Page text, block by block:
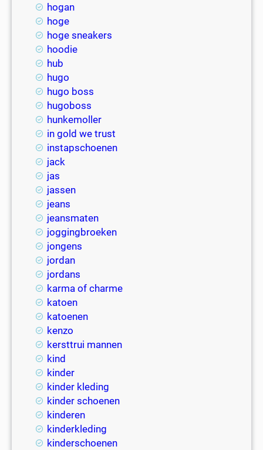
hogan
hoge
hoge sneakers
hoodie
hub
hugo
hugo boss
hugoboss
hunkemoller
in gold we trust
instapschoenen
jack
jas
jassen
jeans
jeansmaten
joggingbroeken
jongens
jordan
jordans
karma of charme
katoen
katoenen
kenzo
kersttrui mannen
kind
kinder
kinder kleding
kinder schoenen
kinderen
kinderkleding
kinderschoenen